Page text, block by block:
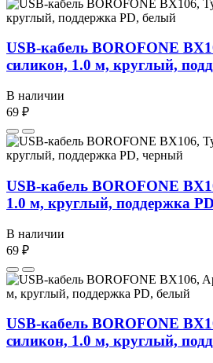
USB-кабель BOROFONE
силикон, 1.0 м, круглый,
В наличии
69 ₽
USB-кабель BOROFONE
1.0 м, круглый, поддержка
В наличии
69 ₽
USB-кабель BOROFONE
силикон, 1.0 м, круглый,